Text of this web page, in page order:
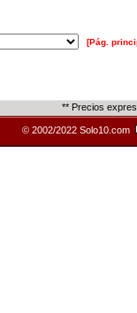
[Pág.
** Precios
© 2002/2022 Solo10.com